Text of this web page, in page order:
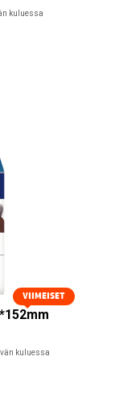
kuluessa
VIIMEISET
kuluessa